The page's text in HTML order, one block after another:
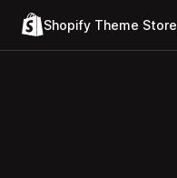
Shopify Theme Store